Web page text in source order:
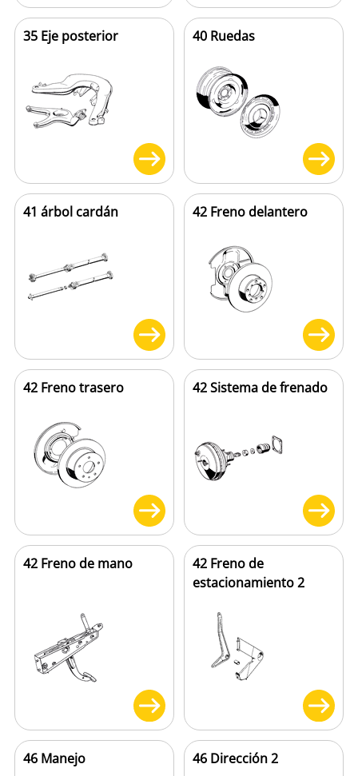
35 Eje posterior 40 Ruedas
41 árbol cardán 42 Freno delantero
42 Freno trasero 42 Sistema de frenado
42 Freno de mano
42 Freno de
estacionamiento 2
46 Manejo 46 Dirección 2